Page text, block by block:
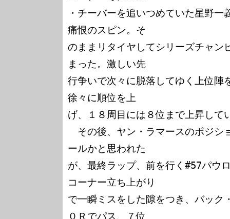
・チーバーを追いつめていた星野
痛恨のスピン。そ
のままリタイヤしてシリーズチャン
まった。激しい先
行争いで次々に脱落してゆく上位陣
徐々に順位を上
げ、１８周目には８位まで上昇して
その後、ヤン・ラマースのポジシ
ールかと思われた
が、最終ラップ、前を行く#57パウ
コーナー立ち上がり
で一瞬ミスをした隙をつき、バック
０Ｒでパス、７位